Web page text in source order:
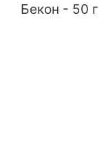
Бекон - 50 г